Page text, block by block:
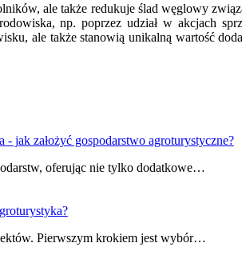
ale także redukuje ślad węglowy
np. poprzez udział w akcjach
ale także stanowią unikalną wartość
- jak założyć gospodarstwo agroturystyczne?
oferując nie tylko dodatkowe…
Pierwszym krokiem jest wybór…